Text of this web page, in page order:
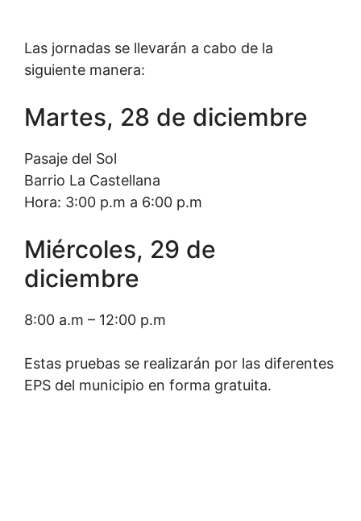
Las jornadas se llevarán a cabo de la
siguiente manera:
Martes, 28 de diciembre
Pasaje del Sol
Barrio La Castellana
Hora: 3:00 p.m a 6:00 p.m
Miércoles, 29 de
diciembre
8:00 a.m – 12:00 p.m
Estas pruebas se realizarán por las diferentes
EPS del municipio en forma gratuita.